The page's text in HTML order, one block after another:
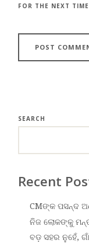
FOR THE NEXT
SEARCH
Recent
CMଙ୍କ ପସନ୍ଦ
ନିଜ ଲୋକଙ୍କୁ
ବଡ଼ ସହର ନୁହେଁ,